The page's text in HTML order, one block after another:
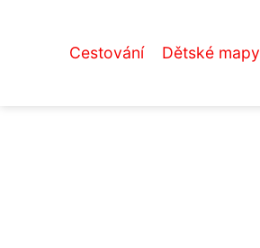
Cestování Dětské mapy